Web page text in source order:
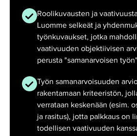
Roolikuvausten ja
Luomme selkeät ja
työnkuvaukset, jotka
vaativuuden objektiivisen
perusta "samanarvoisen
Työn samanarvoisuuden
rakentamaan kriteeristön,
verrataan keskenään (esim.
ja rasitus), jotta palkkaus on
todellisen vaativuuden